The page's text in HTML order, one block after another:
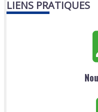
LIENS PRATIQUES